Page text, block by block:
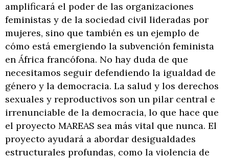
amplificará el poder de las organizaciones
feministas y de la sociedad civil lideradas por
mujeres, sino que también es un ejemplo de
cómo está emergiendo la subvención feminista
en África francófona. No hay duda de que
necesitamos seguir defendiendo la igualdad de
género y la democracia. La salud y los derechos
sexuales y reproductivos son un pilar central e
irrenunciable de la democracia, lo que hace que
el proyecto MAREAS sea más vital que nunca. El
proyecto ayudará a abordar desigualdades
estructurales profundas, como la violencia de